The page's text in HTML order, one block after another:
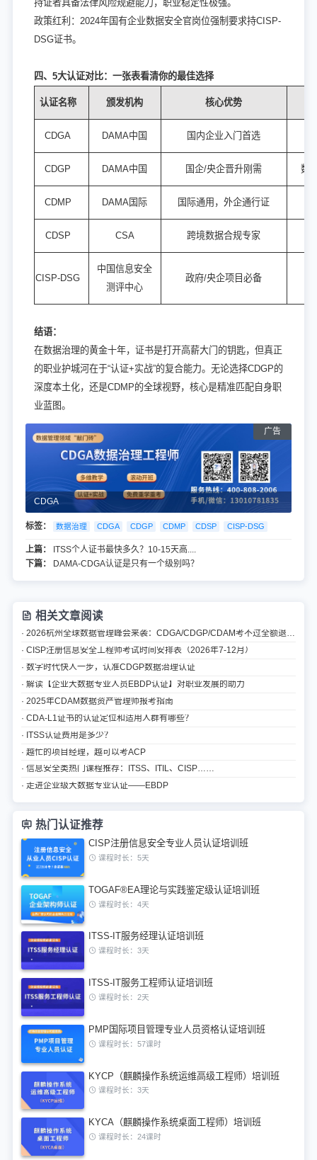
持证者具备法律风险规避能力，职业稳定性极强。
政策红利：2024年国有企业数据安全官岗位强制要求持CISP-
DSG证书。
四、5大认证对比：一张表看清你的最佳选择
认证名称 颁发机构 核心优势
CDGA DAMA中国 国内企业入门首选
CDGP DAMA中国 国企/央企晋升刚需 数
CDMP DAMA国际 国际通用，外企通行证
CDSP CSA 跨境数据合规专家
CISP-DSG
中国信息安全
测评中心
政府/央企项目必备
结语：
在数据治理的黄金十年，证书是打开高薪大门的钥匙，但真正
的职业护城河在于“认证+实战”的复合能力。无论选择CDGP的
深度本土化，还是CDMP的全球视野，核心是精准匹配自身职
业蓝图。
CDGA
标签： 数据治理 CDGA CDGP CDMP CDSP CISP-DSG
上篇：
ITSS个人证书最快多久？10-15天高....
下篇：
DAMA-CDGA认证是只有一个级别吗？
相关文章阅读
· 2026杭州全球数据管理峰会来袭：CDGA/CDGP/CDAM考不过全额退认证费
· CISP注册信息安全工程师考试时间安排表（2026年7-12月）
· 数字时代快人一步，认准CDGP数据治理认证
· 解读【企业大数据专业人员EBDP认证】对职业发展的助力
· 2025年CDAM数据资产管理师报考指南
· CDA-L1证书的认证定位和适用人群有哪些？
· ITSS认证费用是多少？
· 越忙的项目经理，越可以考ACP
· 信息安全类热门课程推荐：ITSS、ITIL、CISP……
· 走进企业级大数据专业认证——EBDP
热门认证推荐
CISP注册信息安全专业人员认证培训班
课程时长：5天
TOGAF®EA理论与实践鉴定级认证培训班
课程时长：4天
ITSS-IT服务经理认证培训班
课程时长：3天
ITSS-IT服务工程师认证培训班
课程时长：2天
PMP国际项目管理专业人员资格认证培训班
课程时长：57课时
KYCP（麒麟操作系统运维高级工程师）培训班
课程时长：3天
KYCA（麒麟操作系统桌面工程师）培训班
课程时长：24课时